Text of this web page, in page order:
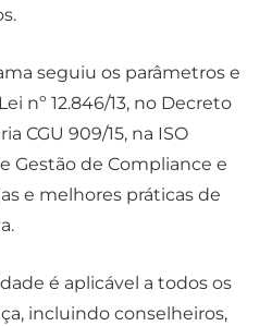
seguiu os parâmetros e
nº 12.846/13, no Decreto
CGU 909/15, na ISO
Gestão de Compliance e
e melhores práticas de
é aplicável a todos os
incluindo conselheiros,